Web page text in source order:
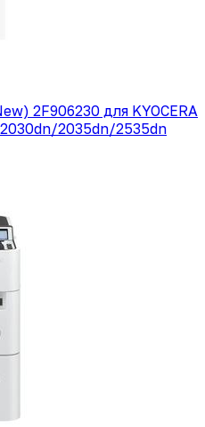
2F906230 для KYOCERA
2035dn/2535dn